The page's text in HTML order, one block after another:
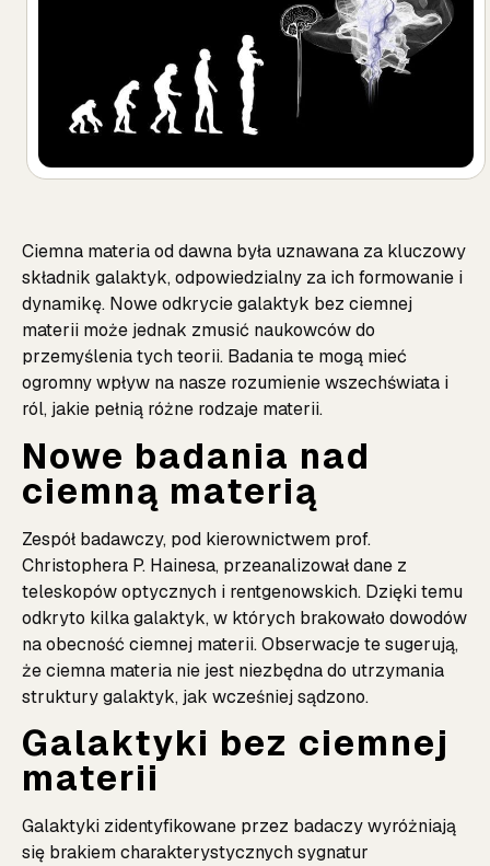
Ciemna materia od dawna była uznawana za kluczowy
składnik galaktyk, odpowiedzialny za ich formowanie i
dynamikę. Nowe odkrycie galaktyk bez ciemnej
materii może jednak zmusić naukowców do
przemyślenia tych teorii. Badania te mogą mieć
ogromny wpływ na nasze rozumienie wszechświata i
ról, jakie pełnią różne rodzaje materii.
Nowe badania nad
ciemną materią
Zespół badawczy, pod kierownictwem prof.
Christophera P. Hainesa, przeanalizował dane z
teleskopów optycznych i rentgenowskich. Dzięki temu
odkryto kilka galaktyk, w których brakowało dowodów
na obecność ciemnej materii. Obserwacje te sugerują,
że ciemna materia nie jest niezbędna do utrzymania
struktury galaktyk, jak wcześniej sądzono.
Galaktyki bez ciemnej
materii
Galaktyki zidentyfikowane przez badaczy wyróżniają
się brakiem charakterystycznych sygnatur